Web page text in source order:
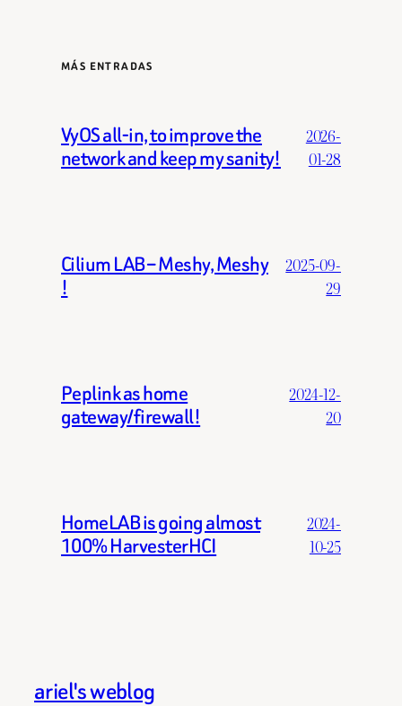
MÁS ENTRADAS
VyOS all-in, to improve the
network and keep my sanity!
2026-
01-28
Cilium LAB – Meshy, Meshy
!
2025-09-
29
Peplink as home
gateway/firewall!
2024-12-
20
HomeLAB is going almost
100% HarvesterHCI
2024-
10-25
ariel's weblog